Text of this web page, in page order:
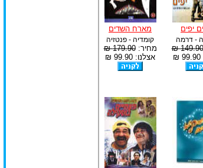
יפים
- דרמה
149.90 ₪
מארח השדים
קומדיה - פנטזיה
מחיר:179.90 ₪
אצלנו: 99.90 ₪